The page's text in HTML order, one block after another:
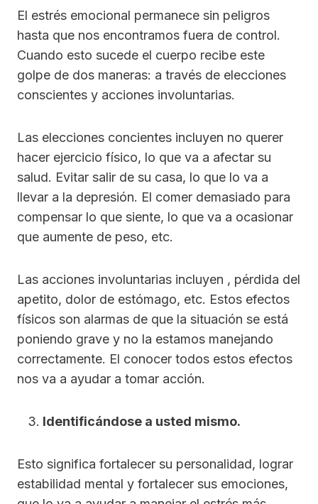
El estrés emocional permanece sin peligros
hasta que nos encontramos fuera de control.
Cuando esto sucede el cuerpo recibe este
golpe de dos maneras: a través de elecciones
conscientes y acciones involuntarias.
Las elecciones concientes incluyen no querer
hacer ejercicio físico, lo que va a afectar su
salud. Evitar salir de su casa, lo que lo va a
llevar a la depresión. El comer demasiado para
compensar lo que siente, lo que va a ocasionar
que aumente de peso, etc.
Las acciones involuntarias incluyen , pérdida del
apetito, dolor de estómago, etc. Estos efectos
físicos son alarmas de que la situación se está
poniendo grave y no la estamos manejando
correctamente. El conocer todos estos efectos
nos va a ayudar a tomar acción.
Identificándose a usted mismo.
Esto significa fortalecer su personalidad, lograr
estabilidad mental y fortalecer sus emociones,